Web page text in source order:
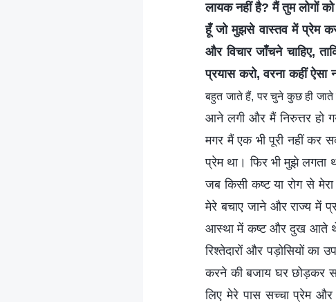
लायक नहीं है? मैं तुम लोगों
हूँ जो मुझसे वास्तव में प्रेम
और विचार जाँचने चाहिए,
प्रयास करो, वरना कहीं ऐसा
बहुत जाते हैं, पर चुने कुछ ही जाते
आने लगी और मैं निरुत्तर हो
मगर मैं एक भी पूरी नहीं कर
प्रेम था। फिर भी मुझे लगता
जब किसी कष्ट या रोग से
मेरे बचाए जाने और राज्य में
आस्था में कष्ट और दुख आते थे,
रिश्तेदारों और पड़ोसियों का
करने की बजाय घर छोड़कर
लिए मेरे पास सच्चा प्रेम